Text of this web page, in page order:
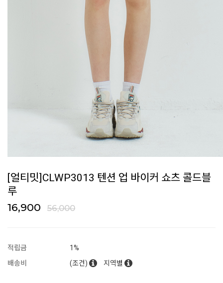
[얼티밋]CLWP3013 텐션 업 바이커 쇼츠 콜드블
루
16,900 56,000
적립금
1%
배송비
(조건) 지역별